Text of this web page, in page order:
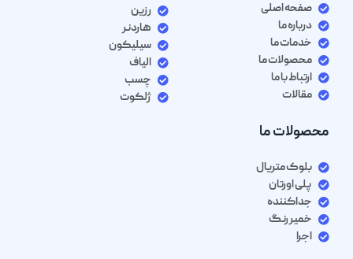
صفحه اصلی
درباره ما
خدمات ما
محصولات ما
ارتباط با ما
مقالات
رزین
هاردنر
سیلیکون
الیاف
چسب
ژلکوت
محصولات ما
بلوک متریال
پلی اورتان
جداکننده
خمیر رنگ
اجرا